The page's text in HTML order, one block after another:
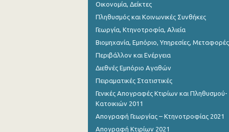
4o Τρίμηνο 2014
3o Τρίμηνο 2014
1o Τρίμηνο 2014
4o Τρίμηνο 2013
3o Τρίμηνο 2013
Οικονομία, Δείκτες
Πληθυσμός και Κοινωνικές Συνθήκες
Γεωργία, Κτηνοτροφία, Αλιεία
Βιομηχανία, Εμπόριο, Υπηρεσίες, Μεταφορές
Περιβάλλον και Ενέργεια
Διεθνές Εμπόριο Αγαθών
Πειραματικές Στατιστικές
Γενικές Απογραφές Κτιρίων και Πληθυσμού-
Κατοικιών 2011
Απογραφή Γεωργίας – Κτηνοτροφίας 2021
Απογραφή Κτιρίων 2021